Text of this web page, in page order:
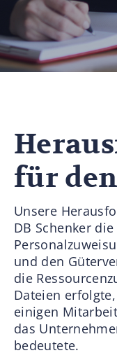
für
Unsere
DB Schenker
und den
die
Dateien
einigen
das
bedeutete.